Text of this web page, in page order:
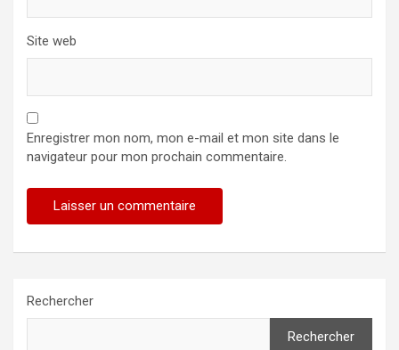
Site web
Enregistrer mon nom, mon e-mail et mon site dans le
navigateur pour mon prochain commentaire.
Rechercher
Rechercher